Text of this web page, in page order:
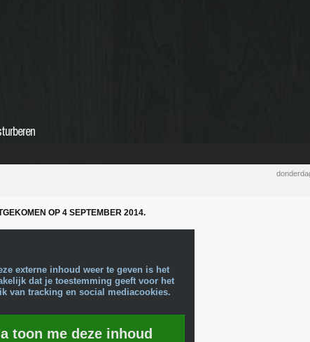
OP 4 SEPTEMBER 2014.
externe inhoud weer te geven is het
dat je toestemming geeft voor het
van tracking en social mediacookies.
toon me deze inhoud